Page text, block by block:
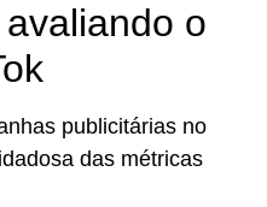
o
publicitárias no
das métricas